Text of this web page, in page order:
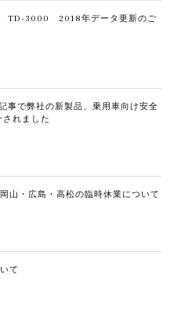
TD-3000 2018年データ更新のご
事で弊社の新製品、乗用車向け安全
れました
山・広島・高松の臨時休業について
て